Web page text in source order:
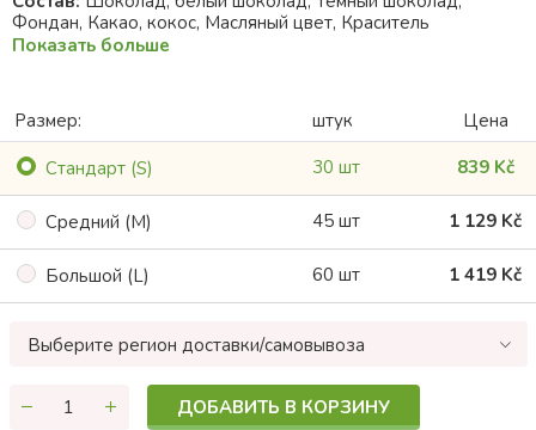
Фондан, Какао, кокос, Масляный цвет, Краситель
Показать больше
Размер: штук
Цена
Cтандарт (S)
30 шт 839 Kč
Cредний (M) 45 шт 1 129 Kč
Большой (L) 60 шт 1 419 Kč
Выберите регион доставки/самовывоза
ДОБАВИТЬ В КОРЗИНУ